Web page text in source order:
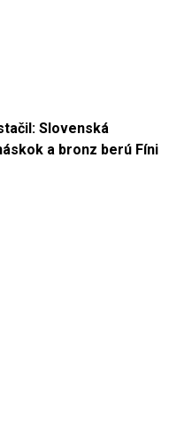
Slovenská
a bronz berú Fíni